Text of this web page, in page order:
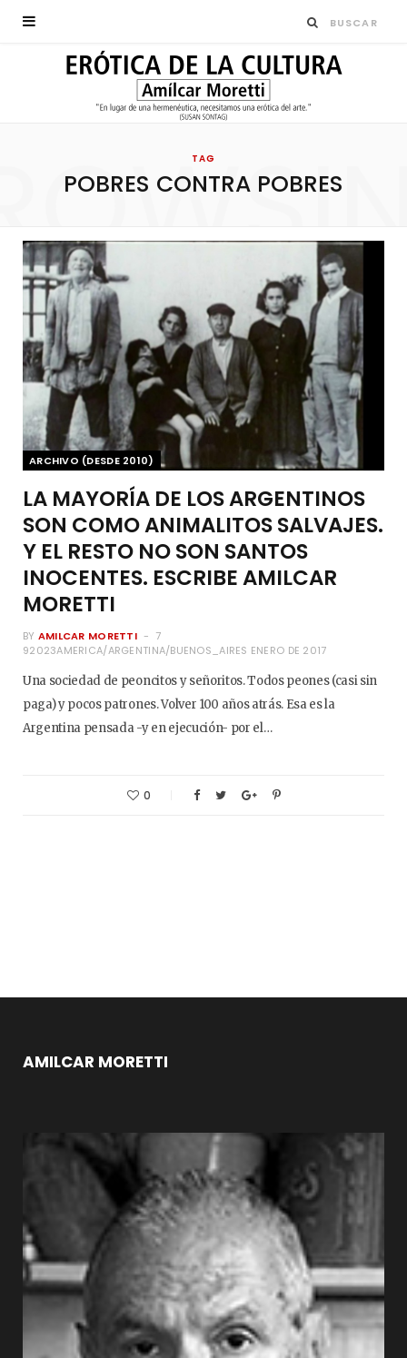
TAG
POBRES CONTRA POBRES
ARCHIVO (DESDE 2010)
LA MAYORÍA DE LOS ARGENTINOS
SON COMO ANIMALITOS SALVAJES.
Y EL RESTO NO SON SANTOS
INOCENTES. ESCRIBE AMILCAR
MORETTI
BY AMILCAR MORETTI
7
92023AMERICA/ARGENTINA/BUENOS_AIRES ENERO DE 2017
Una sociedad de peoncitos y señoritos. Todos peones (casi sin
paga) y pocos patrones. Volver 100 años atrás. Esa es la
Argentina pensada -y en ejecución- por el…
0
AMILCAR MORETTI